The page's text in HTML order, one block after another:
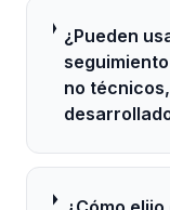
¿Pueden
no